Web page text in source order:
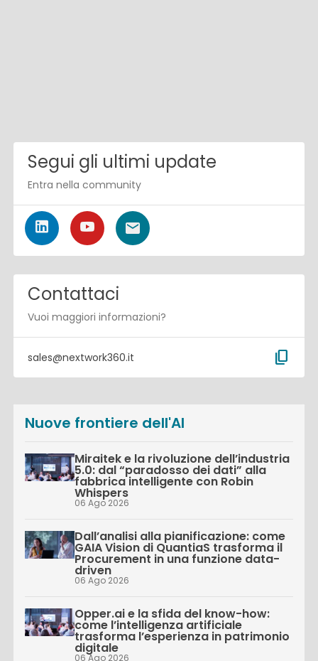
Segui gli ultimi update
Entra nella community
Contattaci
Vuoi maggiori informazioni?
sales@nextwork360.it content_copy
Nuove frontiere dell'AI
Miraitek e la rivoluzione dell’industria
5.0: dal “paradosso dei dati” alla
fabbrica intelligente con Robin
Whispers
06 Ago 2026
Dall’analisi alla pianificazione: come
GAIA Vision di QuantiaS trasforma il
Procurement in una funzione data-
driven
06 Ago 2026
Opper.ai e la sfida del know-how:
come l’intelligenza artificiale
trasforma l’esperienza in patrimonio
digitale
06 Ago 2026